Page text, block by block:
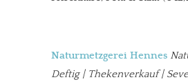
Naturmetzgerei Hennes
Deftig | Thekenverkauf |